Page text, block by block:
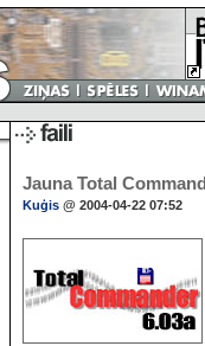
Jauna Total
Kuģis @ 2004-04-22 07:52